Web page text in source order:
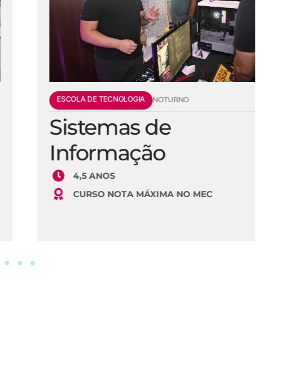
ESCOLA DE TECNOLOGIA NOTURNO
Sistemas de
Informação
4,5 ANOS
CURSO NOTA MÁXIMA NO MEC